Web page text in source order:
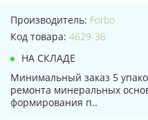
Производитель: Forbo
Код товара: 4629-36
НА СКЛАДЕ
Минимальный заказ 5
ремонта минеральных
формирования п..